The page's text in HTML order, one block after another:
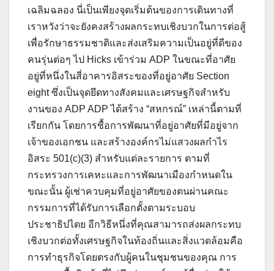
เฉลิมฉลอง นี่เป็นเพียงจุดเริ่มต้นของการเดินทางที่
เราหวังว่าจะยังคงสร้างผลกระทบเชิงบวกในการต่อสู้
เพื่อรักษาธรรมชาติและส่งเสริมความเป็นอยู่ที่ดีของ
คนรุ่นต่อๆ ไป Hicks เข้าร่วม ADP ในขณะที่อาศัย
อยู่ที่หนึ่งในสี่อาคารอิสระของที่อยู่อาศัย Section
eight ซึ่งเป็นจุดยึดทางสังคมและเศรษฐกิจสำหรับ
งานของ ADP ADP ได้สร้าง “สหกรณ์” เหล่านี้ตามที่
เรียกกัน โดยการซื้อการพัฒนาที่อยู่อาศัยที่มีอยู่จาก
เจ้าของเอกชน และสร้างองค์กรไม่แสวงผลกำไร
อิสระ 501(c)(3) สำหรับแต่ละรายการ ตามที่
กระทรวงการเคหะและการพัฒนาเมืองกำหนดใน
ขณะนั้น ผู้เช่าควบคุมที่อยู่อาศัยของตนผ่านคณะ
กรรมการที่ได้รับการเลือกตั้งตามระบอบ
ประชาธิปไตย อีกวิธีหนึ่งที่คุณสามารถส่งผลกระทบ
เชิงบวกต่อทั้งเศรษฐกิจในท้องถิ่นและสิ่งแวดล้อมคือ
การทำธุรกิจโดยตรงกับผู้คนในชุมชนของคุณ การ